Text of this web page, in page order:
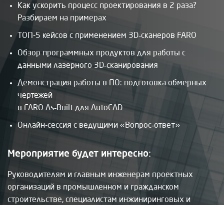
Как ускорить процесс проектирования в 2 раза?
Разбираем на примерах
ТОП-5 кейсов с применением 3D‑сканеров FARO
Обзор программных продуктов для работы с
данными лазерного 3D‑сканирования
Демонстрация работы в ПО: подготовка обмерных
чертежей
в FARO As‑Built для AutoCAD
Онлайн-сессия с ведущими «Вопрос‑ответ»
Мероприятие будет интересно:
Руководителям и главным инженерам проектных
организаций в промышленном и гражданском
строительстве, специалистам инжиниринговых и